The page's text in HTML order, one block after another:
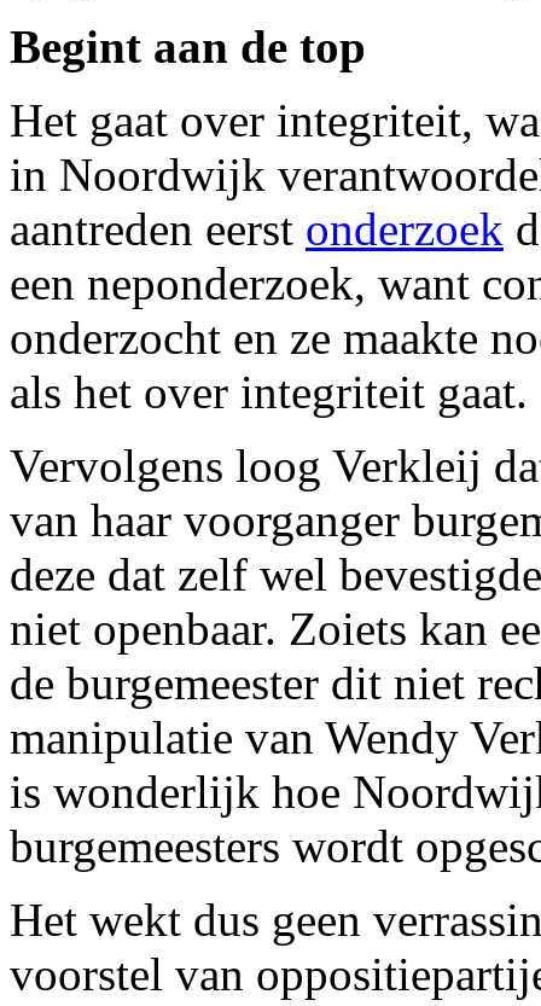
Begint aan de top
Het gaat over integriteit,
in Noordwijk
aantreden eerst onderzoek
een neponderzoek, want
onderzocht en ze maakte
als het over integriteit gaat.
Vervolgens loog Verkleij
van haar voorganger
deze dat zelf wel
niet openbaar. Zoiets kan
de burgemeester dit niet
manipulatie van Wendy
is wonderlijk hoe
burgemeesters wordt
Het wekt dus geen
voorstel van